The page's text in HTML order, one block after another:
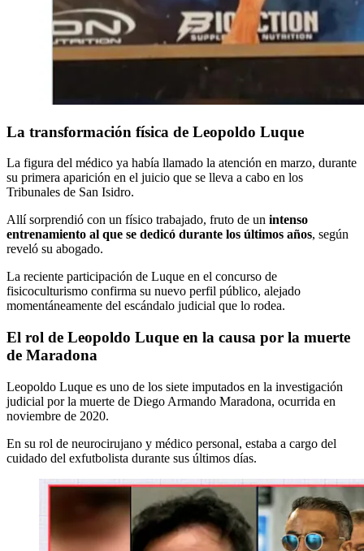
La transformación física de Leopoldo Luque
La figura del médico ya había llamado la atención en marzo, durante
su primera aparición en el juicio que se lleva a cabo en los
Tribunales de San Isidro.
Allí sorprendió con un físico trabajado, fruto de un intenso
entrenamiento al que se dedicó durante los últimos años, según
reveló su abogado.
La reciente participación de Luque en el concurso de
fisicoculturismo confirma su nuevo perfil público, alejado
momentáneamente del escándalo judicial que lo rodea.
El rol de Leopoldo Luque en la causa por la muerte
de Maradona
Leopoldo Luque es uno de los siete imputados en la investigación
judicial por la muerte de Diego Armando Maradona, ocurrida en
noviembre de 2020.
En su rol de neurocirujano y médico personal, estaba a cargo del
cuidado del exfutbolista durante sus últimos días.